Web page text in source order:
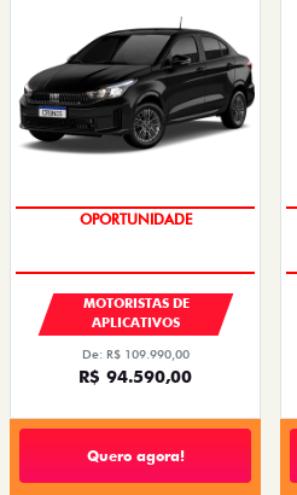
OPORTUNIDADE
MOTORISTAS DE
APLICATIVOS
De: R$ 109.990,00
R$ 94.590,00
Quero agora!